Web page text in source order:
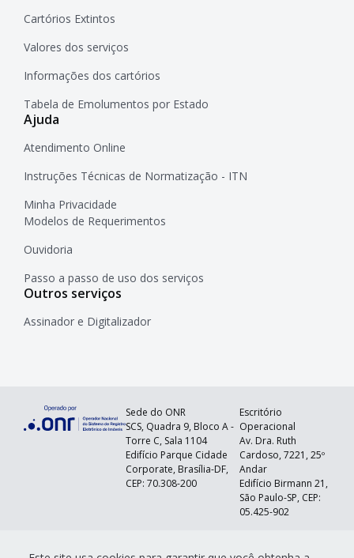
Cartórios Extintos
Valores dos serviços
Informações dos cartórios
Tabela de Emolumentos por Estado
Ajuda
Atendimento Online
Instruções Técnicas de Normatização - ITN
Minha Privacidade
Modelos de Requerimentos
Ouvidoria
Passo a passo de uso dos serviços
Outros serviços
Assinador e Digitalizador
Sede do ONR
SCS, Quadra 9, Bloco A -
Torre C, Sala 1104
Edifício Parque Cidade
Corporate, Brasília-DF,
CEP: 70.308-200
Escritório
Operacional
Av. Dra. Ruth
Cardoso, 7221, 25º
Andar
Edifício Birmann 21,
São Paulo-SP, CEP:
05.425-902